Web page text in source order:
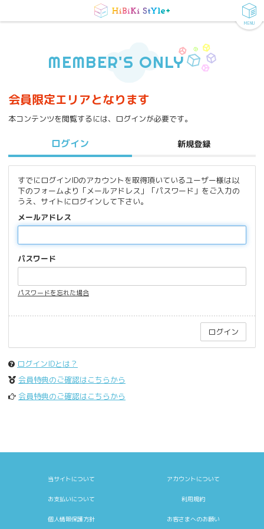
MENU
MEMBER'S ONLY
会員限定エリアとなります
本コンテンツを閲覧するには、ログインが必要です。
ログイン 新規登録
すでにログインIDのアカウントを取得頂いているユーザー様は以
下のフォームより「メールアドレス」「パスワード」をご入力の
うえ、サイトにログインして下さい。
メールアドレス
パスワード
パスワードを忘れた場合
ログインIDとは？
会員特典のご確認はこちらから
会員特典のご確認はこちらから
当サイトについて アカウントについて
お支払いについて 利用規約
個人情報保護方針 お客さまへのお願い